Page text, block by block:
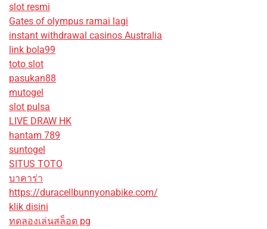
slot resmi
Gates of olympus ramai lagi
instant withdrawal casinos Australia
link bola99
toto slot
pasukan88
mutogel
slot pulsa
LIVE DRAW HK
hantam 789
suntogel
SITUS TOTO
บาคาร่า
https://duracellbunnyonabike.com/
klik disini
ทดลองเล่นสล็อต pg